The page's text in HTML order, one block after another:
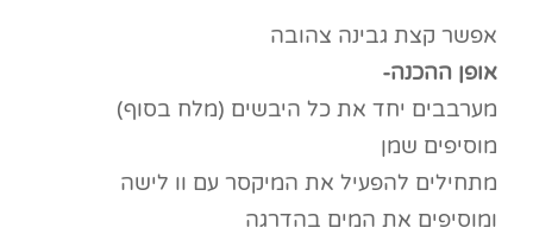
אפשר קצת גבינה צהובה
אופן ההכנה-
מערבבים יחד את כל היבשים (מלח בסוף)
מוסיפים שמן
מתחילים להפעיל את המיקסר עם וו לישה
ומוסיפים את המים בהדרגה